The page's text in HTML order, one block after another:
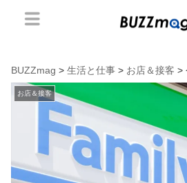
BUZZmag > 生活と仕事 > お店＆接客 >
お店＆接客